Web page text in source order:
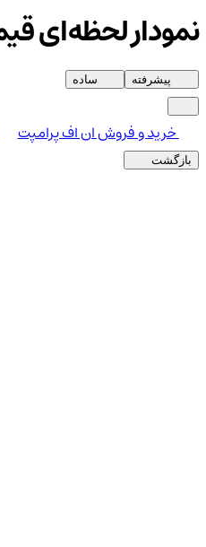
نمودار لحظه‌ای
پیشرفته ساده
خرید و فروش ان اف پرامپت
بازگشت